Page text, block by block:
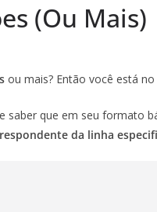
(Ou Mais)
ou mais? Então você está
saber que em seu formato
da linha